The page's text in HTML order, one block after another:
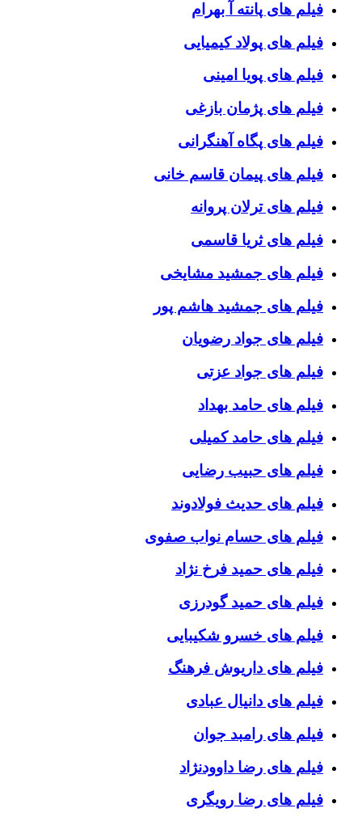
فیلم های پانته آ بهرام
فیلم های پولاد کیمیایی
فیلم های پویا امینی
فیلم های پژمان بازغی
فیلم های پگاه آهنگرانی
فیلم های پیمان قاسم خانی
فیلم های ترلان پروانه
فیلم های ثریا قاسمی
فیلم های جمشید مشایخی
فیلم های جمشید هاشم پور
فیلم های جواد رضویان
فیلم های جواد عزتی
فیلم های حامد بهداد
فیلم های حامد کمیلی
فیلم های حبیب رضایی
فیلم های حدیث فولادوند
فیلم های حسام نواب صفوی
فیلم های حمید فرخ نژاد
فیلم های حمید گودرزی
فیلم های خسرو شکیبایی
فیلم های داریوش فرهنگ
فیلم های دانیال عبادی
فیلم های رامبد جوان
فیلم های رضا داوودنژاد
فیلم های رضا رویگری